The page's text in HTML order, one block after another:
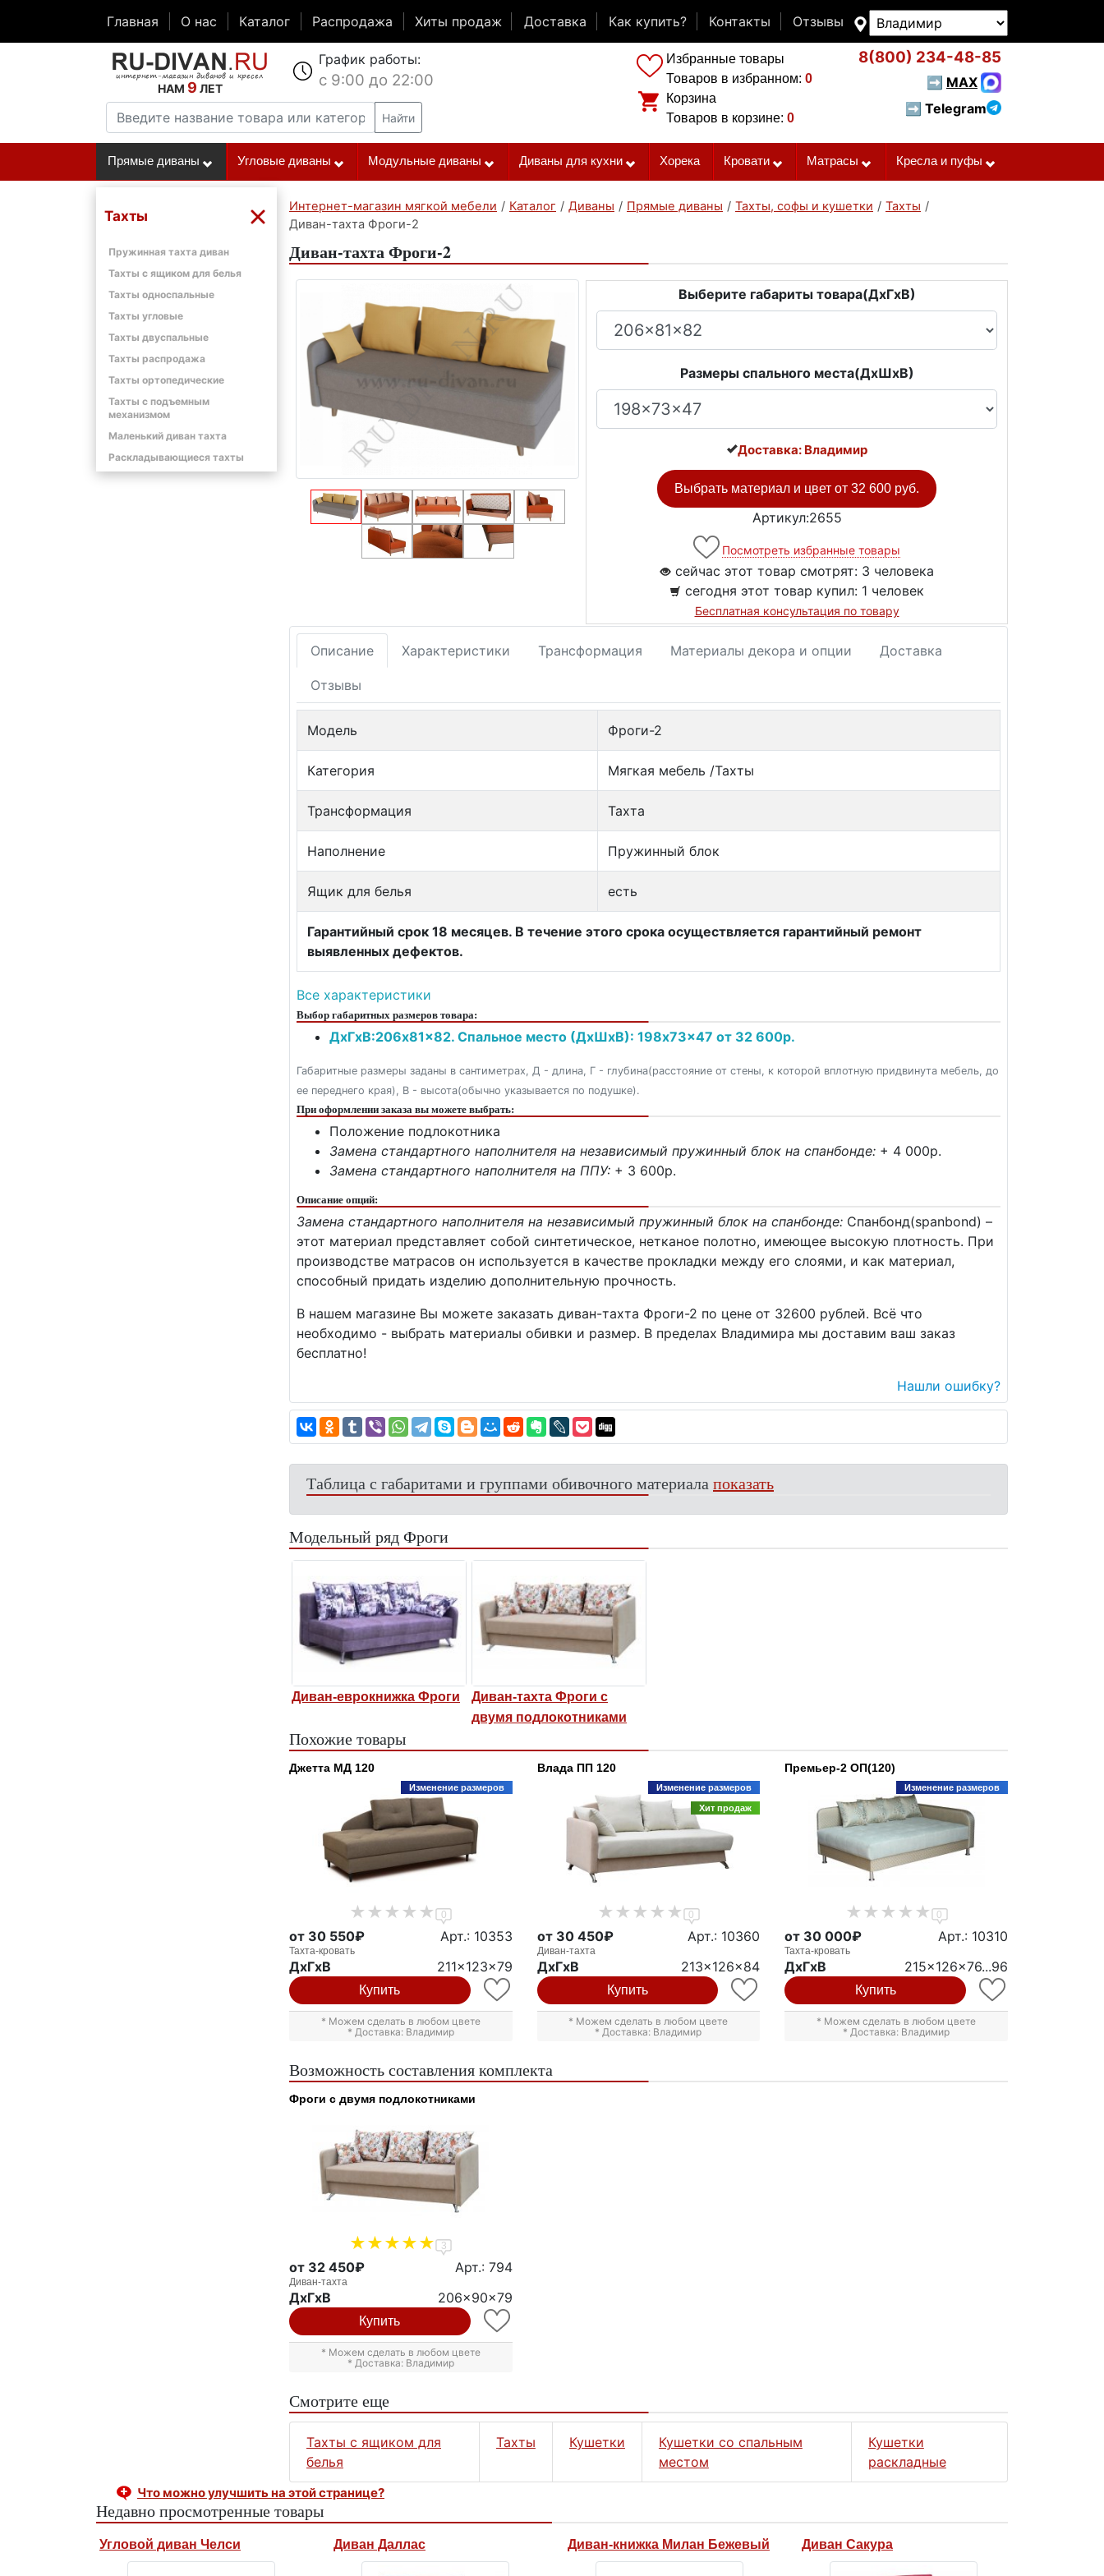
Главная О нас Каталог Распродажа Хиты продаж Доставка Как купить? Контакты Отзывы
НАМ 9 ЛЕТ
График работы:
с 9:00 до 22:00
Найти
Избранные товары
Товаров в избранном: 0
Корзина
Товаров в корзине: 0
8(800) 234-48-85
➡ MAX
➡ Telegram
Прямые диваны Угловые диваны Модульные диваны Диваны для кухни Хорека Кровати Матрасы Кресла и пуфы
Тахты
Пружинная тахта диван
Тахты с ящиком для белья
Тахты односпальные
Тахты угловые
Тахты двуспальные
Тахты распродажа
Тахты ортопедические
Тахты с подъемным
механизмом
Маленький диван тахта
Раскладывающиеся тахты
Интернет-магазин мягкой мебели / Каталог / Диваны / Прямые диваны / Тахты, софы и кушетки / Тахты /
Диван-тахта Фроги-2
Диван-тахта Фроги-2
Выберите габариты товара(ДxГxВ)
Размеры спального места(ДxШxВ)
Доставка: Владимир
Выбрать материал и цвет от 32 600 руб.
Артикул:2655
Посмотреть избранные товары
сейчас этот товар смотрят: 3 человека
сегодня этот товар купил: 1 человек
Бесплатная консультация по товару
Описание Характеристики Трансформация Материалы декора и опции Доставка
Отзывы
Модель Фроги-2
Категория Мягкая мебель /Тахты
Трансформация Тахта
Наполнение Пружинный блок
Ящик для белья есть
Гарантийный срок 18 месяцев. В течение этого срока осуществляется гарантийный ремонт
выявленных дефектов.
Все характеристики
Выбор габаритных размеров товара:
ДxГxВ:206x81x82. Спальное место (ДxШxВ): 198x73x47 от 32 600р.
Габаритные размеры заданы в сантиметрах, Д - длина, Г - глубина(расстояние от стены, к которой вплотную придвинута мебель, до
ее переднего края), В - высота(обычно указывается по подушке).
При оформлении заказа вы можете выбрать:
Положение подлокотника
Замена стандартного наполнителя на независимый пружинный блок на спанбонде: + 4 000p.
Замена стандартного наполнителя на ППУ: + 3 600p.
Описание опций:
Замена стандартного наполнителя на независимый пружинный блок на спанбонде: Спанбонд(spanbond) –
этот материал представляет собой синтетическое, нетканое полотно, имеющее высокую плотность. При
производстве матрасов он используется в качестве прокладки между его слоями, и как материал,
способный придать изделию дополнительную прочность.
В нашем магазине Вы можете заказать диван-тахта Фроги-2 по цене от 32600 рублей. Всё что
необходимо - выбрать материалы обивки и размер. В пределах Владимира мы доставим ваш заказ
бесплатно!
Нашли ошибку?
Таблица с габаритами и группами обивочного материалапоказать
Модельный ряд Фроги
Диван-еврокнижка Фроги
Диван-тахта Фроги с
двумя подлокотниками
Похожие товары
Джетта МД 120
Изменение размеров
0
от 30 550₽ Арт.: 10353
Тахта-кровать
ДxГxВ 211x123x79
Купить
* Можем сделать в любом цвете
* Доставка: Владимир
Влада ПП 120
Изменение размеров
Хит продаж
0
от 30 450₽ Арт.: 10360
Диван-тахта
ДxГxВ 213x126x84
Купить
* Можем сделать в любом цвете
* Доставка: Владимир
Премьер-2 ОП(120)
Изменение размеров
0
от 30 000₽ Арт.: 10310
Тахта-кровать
ДxГxВ 215x126x76...96
Купить
* Можем сделать в любом цвете
* Доставка: Владимир
Возможность составления комплекта
Фроги с двумя подлокотниками
3
от 32 450₽ Арт.: 794
Диван-тахта
ДxГxВ 206x90x79
Купить
* Можем сделать в любом цвете
* Доставка: Владимир
Смотрите еще
Тахты с ящиком для
белья
Тахты Кушетки
Кушетки со спальным
местом
Кушетки
раскладные
Что можно улучшить на этой странице?
Недавно просмотренные товары
Угловой диван Челси Диван Даллас Диван-книжка Милан Бежевый Диван Сакура